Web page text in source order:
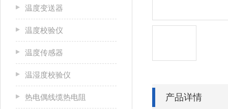
产品详情
温度变送器
温度校验仪
温度传感器
温湿度校验仪
热电偶线缆热电阻